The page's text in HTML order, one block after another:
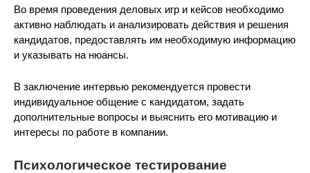
Во время проведения деловых игр и кейсов необходимо
активно наблюдать и анализировать действия и решения
кандидатов, предоставлять им необходимую информацию
и указывать на нюансы.
В заключение интервью рекомендуется провести
индивидуальное общение с кандидатом, задать
дополнительные вопросы и выяснить его мотивацию и
интересы по работе в компании.
Психологическое тестирование